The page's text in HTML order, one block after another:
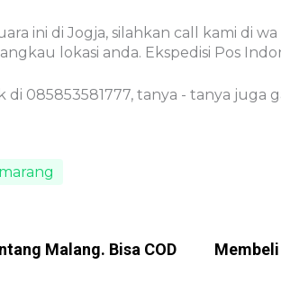
ini di Jogja, silahkan call kami di wa
lokasi anda. Ekspedisi Pos
085853581777, tanya - tanya juga
Malang. Bisa COD